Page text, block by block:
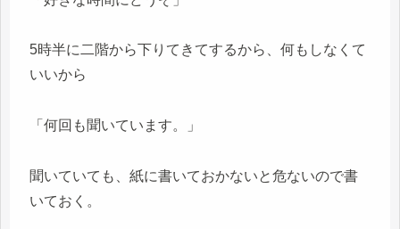
5時半に二階から下りてきてするから、何もしなくて
いいから
「何回も聞いています。」
聞いていても、紙に書いておかないと危ないので書
いておく。